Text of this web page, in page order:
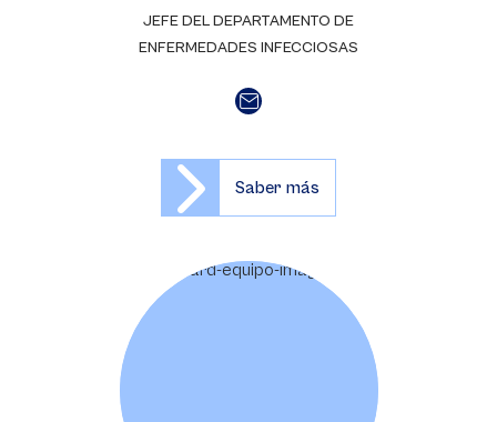
JEFE DEL DEPARTAMENTO DE
ENFERMEDADES INFECCIOSAS
Saber más